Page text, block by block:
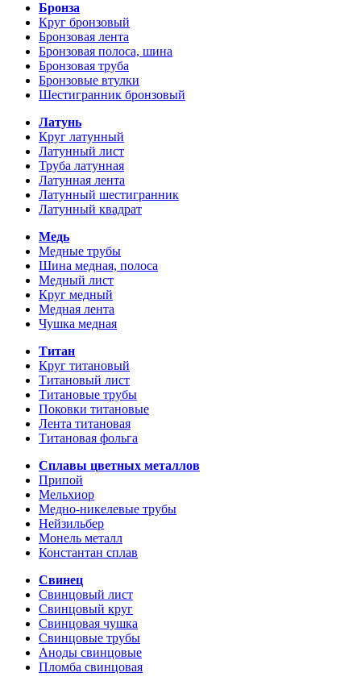
Бронза
Круг бронзовый
Бронзовая лента
Бронзовая полоса, шина
Бронзовая труба
Бронзовые втулки
Шестигранник бронзовый
Латунь
Круг латунный
Латунный лист
Труба латунная
Латунная лента
Латунный шестигранник
Латунный квадрат
Медь
Медные трубы
Шина медная, полоса
Медный лист
Круг медный
Медная лента
Чушка медная
Титан
Круг титановый
Титановый лист
Титановые трубы
Поковки титановые
Лента титановая
Титановая фольга
Сплавы цветных металлов
Припой
Мельхиор
Медно-никелевые трубы
Нейзильбер
Монель металл
Константан сплав
Свинец
Свинцовый лист
Свинцовый круг
Свинцовая чушка
Свинцовые трубы
Аноды свинцовые
Пломба свинцовая